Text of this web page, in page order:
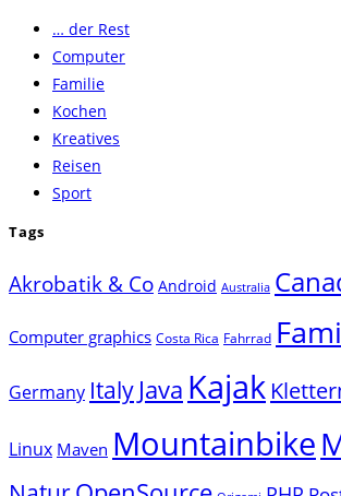
… der Rest
Computer
Familie
Kochen
Kreatives
Reisen
Sport
Tags
Akrobatik & Co Android Australia
Computer graphics Costa Rica Fahrrad
Germany Italy Java Kajak
Linux Maven Mountainbike